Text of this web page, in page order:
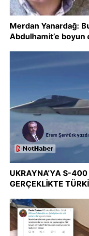
Merdan Yanardağ:
Abdulhamit’e
UKRAYNA’YA S-400
GERÇEKLİKTE